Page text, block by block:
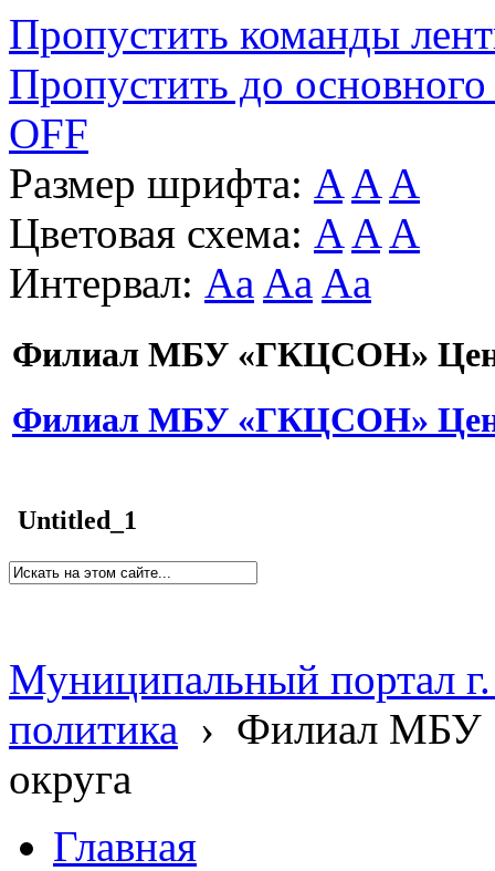
Пропустить команды
Пропустить до основного
OFF
Размер шрифта: A A A
Цветовая схема: A A A
Интервал: Aa Aa Aa
Филиал МБУ «ГКЦСОН»
Филиал МБУ «ГКЦСОН»
Untitled_1
Муниципальный портал
политика › Филиал МБУ
округа
Главная